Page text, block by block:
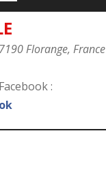
Florange, France
: